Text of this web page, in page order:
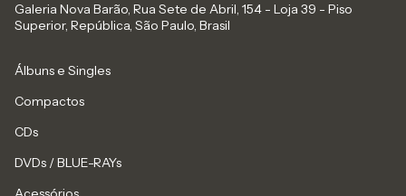
Galeria Nova Barão, Rua Sete de Abril, 154 - Loja 39 - Piso
Superior, República, São Paulo, Brasil
Álbuns e Singles
Compactos
CDs
DVDs / BLUE-RAYs